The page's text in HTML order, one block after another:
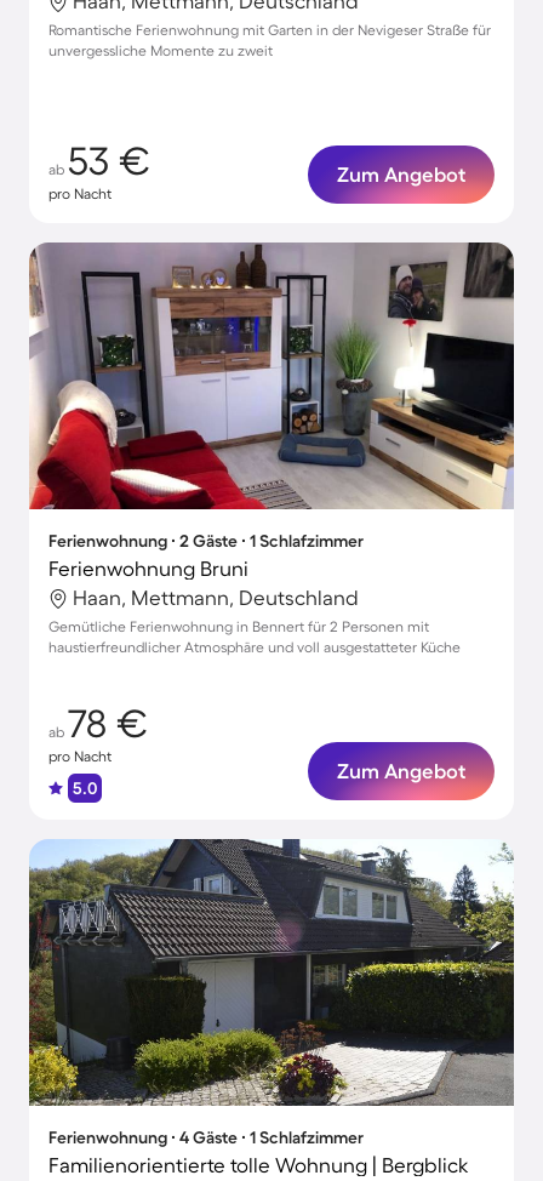
Romantische Ferienwohnung mit Garten in der Nevigeser Straße für
unvergessliche Momente zu zweit
ab 53 €
pro Nacht
Zum Angebot
Ferienwohnung ∙ 2 Gäste ∙ 1 Schlafzimmer
Ferienwohnung Bruni
Haan, Mettmann, Deutschland
Gemütliche Ferienwohnung in Bennert für 2 Personen mit
haustierfreundlicher Atmosphäre und voll ausgestatteter Küche
ab 78 €
pro Nacht
5.0
Zum Angebot
Ferienwohnung ∙ 4 Gäste ∙ 1 Schlafzimmer
Familienorientierte tolle Wohnung | Bergblick